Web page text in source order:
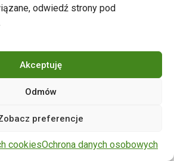
odwiedź strony pod
Akceptuję
Odmów
preferencje
cookiesOchrona danych osobowych
zastrzeżone.